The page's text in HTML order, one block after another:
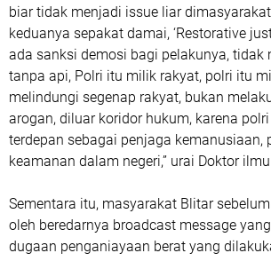
biar tidak menjadi issue liar
keduanya sepakat damai, ‘Restorative
ada sanksi demosi bagi pelakunya, tidak
tanpa api, Polri itu milik rakyat, polri itu
melindungi segenap rakyat, bukan
arogan, diluar koridor hukum, karena
terdepan sebagai penjaga kemanusiaan,
keamanan dalam negeri,” urai Doktor
Sementara itu, masyarakat Blitar
oleh beredarnya broadcast message
dugaan penganiayaan berat yang